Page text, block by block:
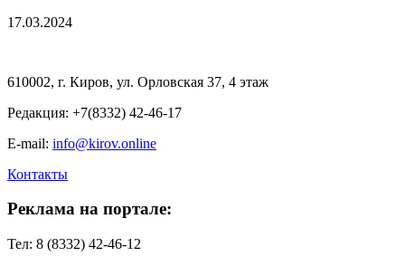
17.03.2024
610002, г. Киров, ул. Орловская 37, 4 этаж
Редакция: +7(8332) 42-46-17
E-mail: info@kirov.online
Контакты
Реклама на портале:
Тел: 8 (8332) 42-46-12